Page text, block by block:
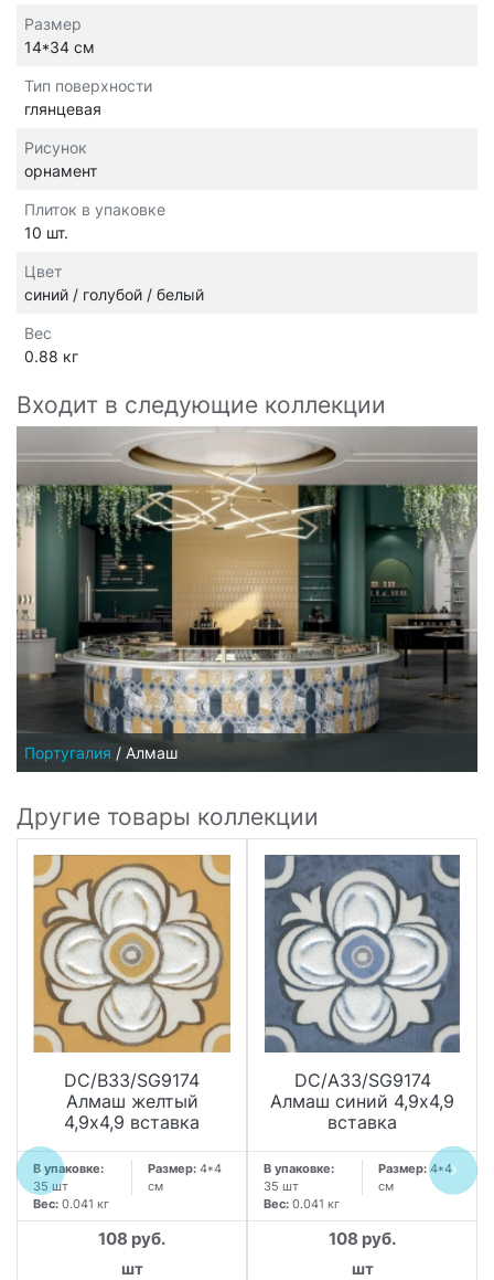
Размер
14*34 см
Тип поверхности
глянцевая
Рисунок
орнамент
Плиток в упаковке
10 шт.
Цвет
синий / голубой / белый
Вес
0.88 кг
Входит в следующие коллекции
Португалия / Алмаш
Другие товары коллекции
DC/B33/SG9174
Алмаш желтый
4,9х4,9 вставка
В упаковке:
35 шт
Размер: 4*4
см
Вес: 0.041 кг
108 руб.
шт
DC/A33/SG9174
Алмаш синий 4,9х4,9
вставка
В упаковке:
35 шт
Размер:4*4
см
Вес: 0.041 кг
108 руб.
шт